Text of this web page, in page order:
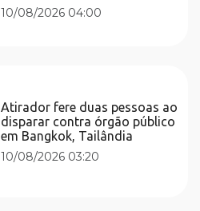
10/08/2026 04:00
Atirador fere duas pessoas ao
disparar contra órgão público
em Bangkok, Tailândia
10/08/2026 03:20